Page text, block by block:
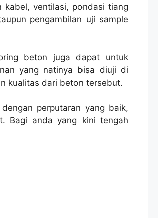
kabel, ventilasi, pondasi tiang
pengambilan uji sample
beton juga dapat untuk
yang natinya bisa diuji di
kualitas dari beton tersebut.
perputaran yang baik,
Bagi anda yang kini tengah